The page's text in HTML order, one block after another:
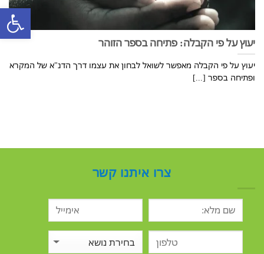
פתח
יעוץ על פי הקבלה: פתיחה בספר הזוהר
יעוץ על פי הקבלה מאפשר לשואל לבחון את עצמו דרך הדנ"א של המקרא
ופתיחה בספר [...]
צרו איתנו קשר